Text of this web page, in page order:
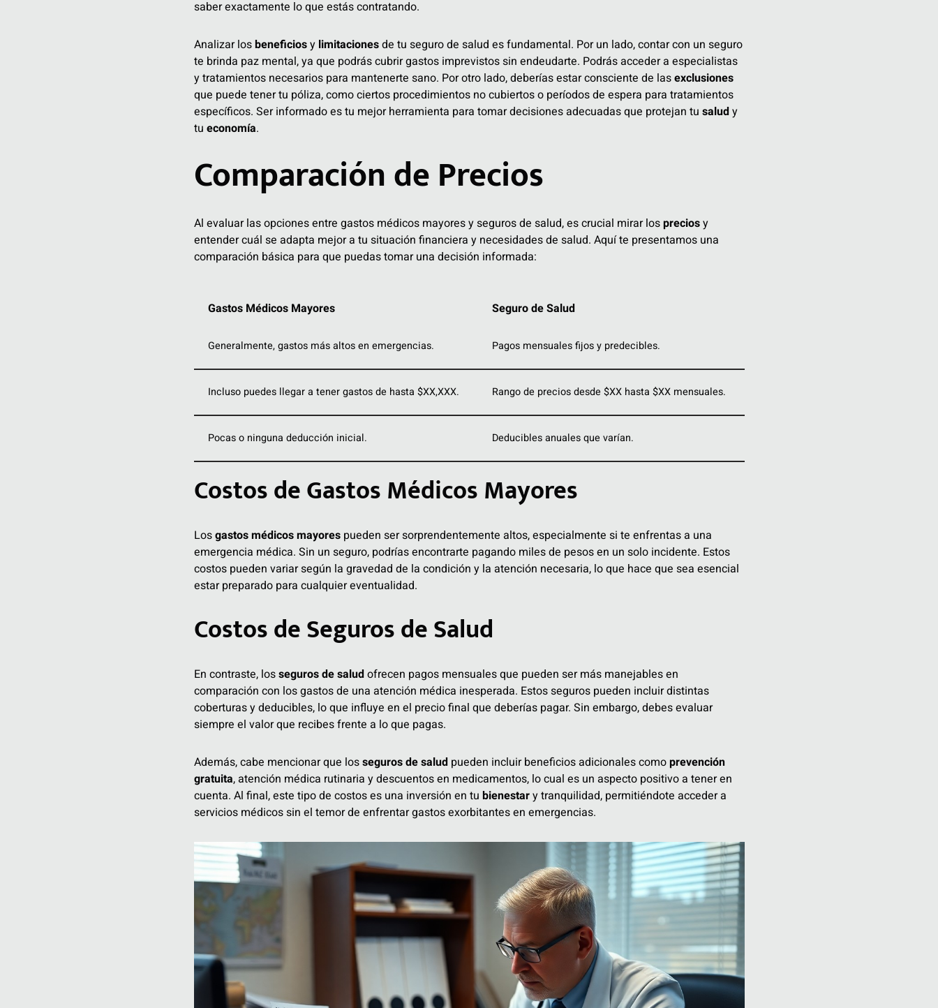
saber exactamente lo que estás contratando.
Analizar losbeneficiosy limitacionesde tu seguro de salud es fundamental. Por un lado, contar con un seguro
te brinda paz mental, ya que podrás cubrir gastos imprevistos sin endeudarte. Podrás acceder a especialistas
y tratamientos necesarios para mantenerte sano. Por otro lado, deberías estar consciente de lasexclusiones
que puede tener tu póliza, como ciertos procedimientos no cubiertos o períodos de espera para tratamientos
específicos. Ser informado es tu mejor herramienta para tomar decisiones adecuadas que protejan tu saludy
tu economía.
Comparación de Precios
Al evaluar las opciones entre gastos médicos mayores y seguros de salud, es crucial mirar lospreciosy
entender cuál se adapta mejor a tu situación financiera y necesidades de salud. Aquí te presentamos una
comparación básica para que puedas tomar una decisión informada:
Gastos Médicos Mayores Seguro de Salud
Generalmente, gastos más altos en emergencias. Pagos mensuales fijos y predecibles.
Incluso puedes llegar a tener gastos de hasta $XX,XXX. Rango de precios desde $XX hasta $XX mensuales.
Pocas o ninguna deducción inicial. Deducibles anuales que varían.
Costos de Gastos Médicos Mayores
Losgastos médicos mayorespueden ser sorprendentemente altos, especialmente si te enfrentas a una
emergencia médica. Sin un seguro, podrías encontrarte pagando miles de pesos en un solo incidente. Estos
costos pueden variar según la gravedad de la condición y la atención necesaria, lo que hace que sea esencial
estar preparado para cualquier eventualidad.
Costos de Seguros de Salud
En contraste, losseguros de saludofrecen pagos mensuales que pueden ser más manejables en
comparación con los gastos de una atención médica inesperada. Estos seguros pueden incluir distintas
coberturas y deducibles, lo que influye en el precio final que deberías pagar. Sin embargo, debes evaluar
siempre el valor que recibes frente a lo que pagas.
Además, cabe mencionar que losseguros de saludpueden incluir beneficios adicionales comoprevención
gratuita, atención médica rutinaria y descuentos en medicamentos, lo cual es un aspecto positivo a tener en
cuenta. Al final, este tipo de costos es una inversión en tu bienestary tranquilidad, permitiéndote acceder a
servicios médicos sin el temor de enfrentar gastos exorbitantes en emergencias.